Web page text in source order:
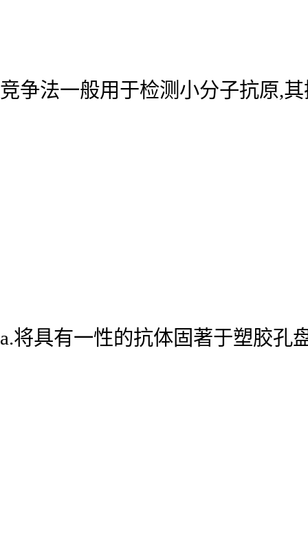
竞争法一般用于检测小分子抗原,
a.将具有一性的抗体固著于塑胶孔